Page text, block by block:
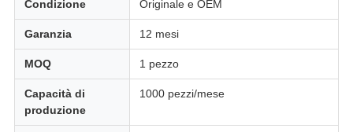
Condizione Originale e OEM
Garanzia 12 mesi
MOQ 1 pezzo
Capacità di
produzione
1000 pezzi/mese